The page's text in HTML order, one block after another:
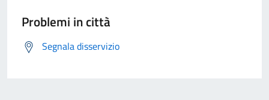
Problemi in città
Segnala disservizio